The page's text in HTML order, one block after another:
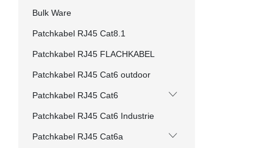
Bulk Ware
Patchkabel RJ45 Cat8.1
Patchkabel RJ45 FLACHKABEL
Patchkabel RJ45 Cat6 outdoor
Patchkabel RJ45 Cat6
Patchkabel RJ45 Cat6 Industrie
Patchkabel RJ45 Cat6a